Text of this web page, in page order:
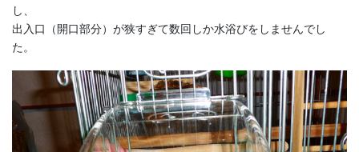
し、
出入口（開口部分）が狭すぎて数回しか水浴びをしませんでし
た。